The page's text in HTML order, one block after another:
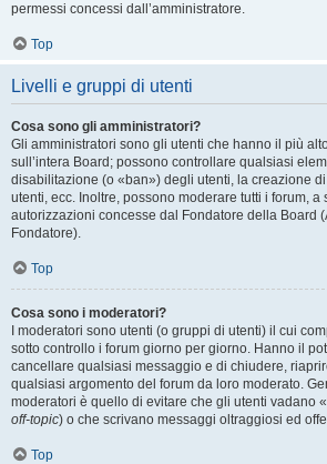
permessi concessi dall’amministratore.
Top
Livelli e gruppi di utenti
Cosa sono gli amministratori?
Gli amministratori sono gli utenti che hanno il più
sull’intera Board; possono controllare qualsiasi
disabilitazione (o «ban») degli utenti, la creazione
utenti, ecc. Inoltre, possono moderare tutti i forum, a
autorizzazioni concesse dal Fondatore della Board
Fondatore).
Top
Cosa sono i moderatori?
I moderatori sono utenti (o gruppi di utenti) il cui
sotto controllo i forum giorno per giorno. Hanno il
cancellare qualsiasi messaggio e di chiudere,
qualsiasi argomento del forum da loro moderato.
moderatori è quello di evitare che gli utenti vadano
off-topic) o che scrivano messaggi oltraggiosi ed
Top